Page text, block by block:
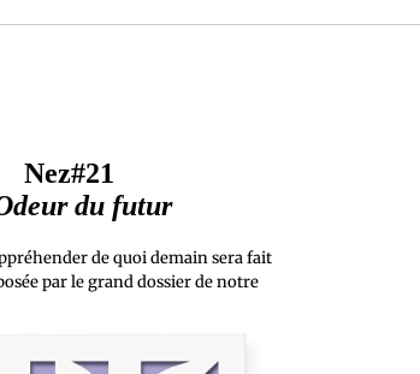
Nez#21
du futur
de quoi demain sera fait
par le grand dossier de notre